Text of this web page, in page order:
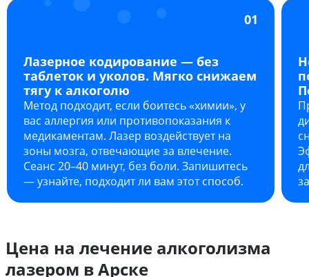
01
Лазерное кодирование — без
таблеток и уколов. Мягко снижаем
тягу к алкоголю
Метод подходит, если боитесь «химии», у
вас аллергия или противопоказания к
медикаментам. Лазер воздействует на
зоны мозга, отвечающие за влечение.
Сеанс 20–40 минут, без боли. Запишитесь
— узнайте, подходит ли вам этот способ.
Цена на лечение алкоголизма
лазером в Арске